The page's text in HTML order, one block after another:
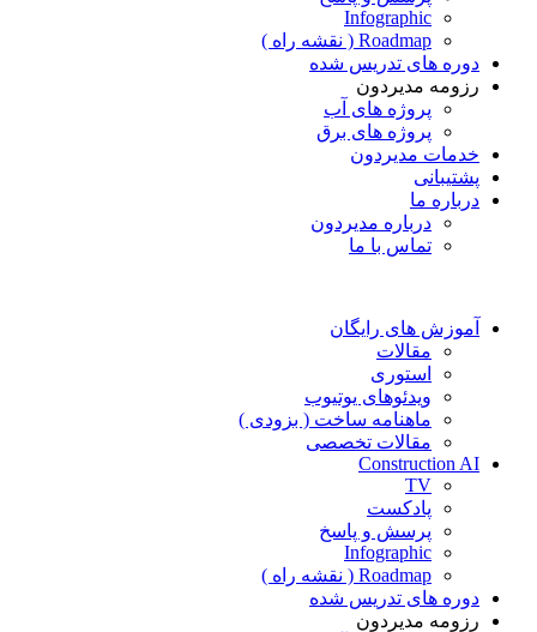
Infographic
Roadmap ( نقشه راه )
دوره های تدریس شده
رزومه مدیردون
پروژه های آب
پروژه های برق
خدمات مدیردون
پشتیبانی
درباره ما
درباره مدیردون
تماس با ما
آموزش های رایگان
مقالات
استوری
ویدئوهای یوتیوب
ماهنامه ساخت ( بزودی )
مقالات تخصصی
Construction AI
TV
پادکست
پرسش و پاسخ
Infographic
Roadmap ( نقشه راه )
دوره های تدریس شده
رزومه مدیردون